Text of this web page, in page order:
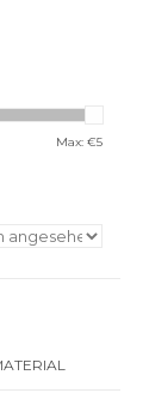
Max: €5